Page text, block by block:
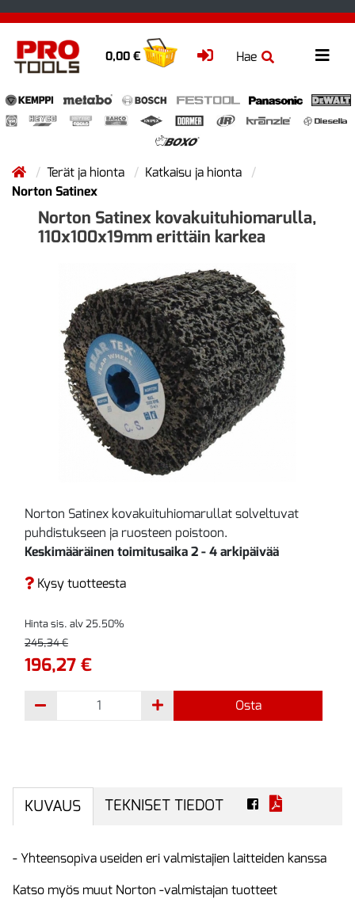
Hae
0,00 €
Terät ja hionta
Katkaisu ja hionta
Norton Satinex
Norton Satinex kovakuituhiomarulla,
110x100x19mm erittäin karkea
Norton Satinex kovakuituhiomarullat solveltuvat
puhdistukseen ja ruosteen poistoon.
Keskimääräinen toimitusaika 2 - 4 arkipäivää
Kysy tuotteesta
Hinta sis. alv 25.50%
245,34 €
196,27 €
Osta
KUVAUS TEKNISET TIEDOT
- Yhteensopiva useiden eri valmistajien laitteiden kanssa
Katso myös muut Norton -valmistajan tuotteet